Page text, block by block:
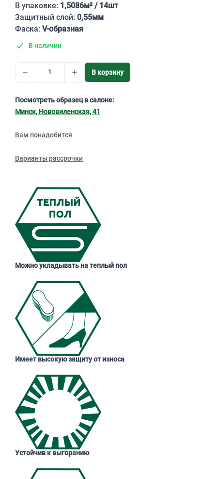
В упаковке: 1,5086м² / 14шт
Защитный слой: 0,55мм
Фаска: V-образная
В наличии
В корзину
Посмотреть образец в салоне:
Минск, Нововиленская, 41
Вам понадобится
Варианты рассрочки
Можно укладывать на теплый пол
Имеет высокую защиту от износа
Устойчив к выгоранию